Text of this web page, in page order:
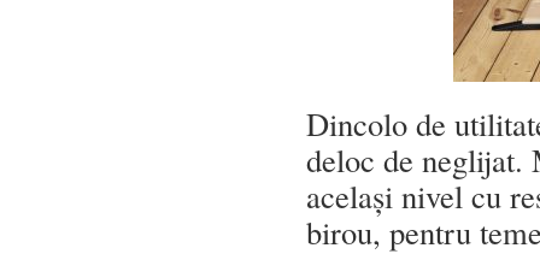
Dincolo de
deloc de neglijat.
același nivel cu
birou, pentru